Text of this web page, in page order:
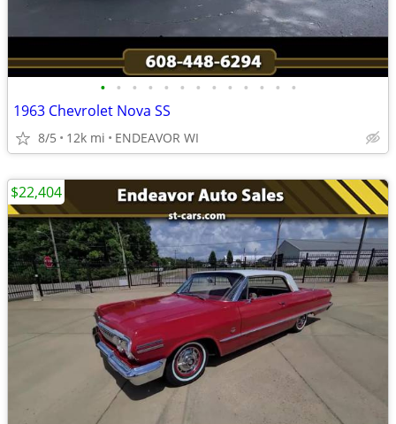
• • • • • • • • • • • • •
1963 Chevrolet Nova SS
8/5 12k mi ENDEAVOR WI
$22,404